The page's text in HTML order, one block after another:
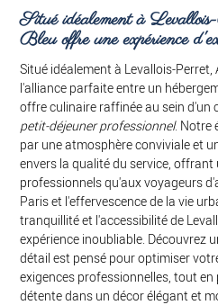
Situé idéalement à
Bleu offre une expérience
Situé idéalement à Levallois-
l'alliance parfaite entre un
offre culinaire raffinée au sein d'un
petit-déjeuner professionnel. Notre
par une atmosphère conviviale et
envers la qualité du service,
professionnels qu'aux voyageurs
Paris et l'effervescence de la vie
tranquillité et l'accessibilité de
expérience inoubliable. Découvrez
détail est pensé pour optimiser
exigences professionnelles, tout
détente dans un décor élégant et